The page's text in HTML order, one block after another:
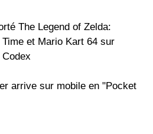
The Legend of Zelda:
et Mario Kart 64 sur
arrive sur mobile en "Pocket